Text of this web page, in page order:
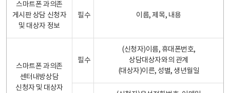
스마트폰 과의존
게시판 상담 신청자
및 대상자 정보
필수 이름, 제목, 내용
스마트폰 과의존
센터내방상담
신청자 및 대상자
필수
(신청자)이름, 휴대폰번호,
상담대상자와의 관계
(대상자)이른, 성별, 생년월일